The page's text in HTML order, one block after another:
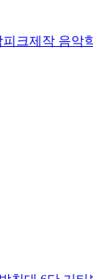
크제작 음악